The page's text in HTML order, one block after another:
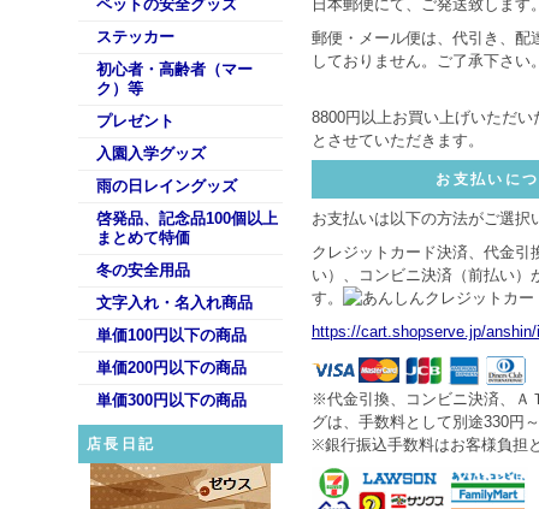
ペットの安全グッズ
ステッカー
初心者・高齢者（マー
ク）等
プレゼント
入園入学グッズ
雨の日レイングッズ
啓発品、記念品100個以上
まとめて特価
冬の安全用品
文字入れ・名入れ商品
単価100円以下の商品
単価200円以下の商品
単価300円以下の商品
店長日記
日本郵便にて、ご発送致します
郵便・メール便は、代引き、配
しておりません。ご了承下さい
8800円以上お買い上げいただい
とさせていただきます。
お支払いに
お支払いは以下の方法がご選択
クレジットカード決済、代金引
い）、コンビニ決済（前払い）
す。
https://cart.shopserve.jp/
※代金引換、コンビニ決済、Ａ
グは、手数料として別途330円
※銀行振込手数料はお客様負担